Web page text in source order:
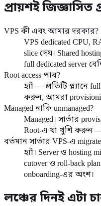
প্রায়শই জিজ্ঞাসিত
VPS কী এবং আমার দরকার?
VPS dedicated CPU,
slice দেয়। Shared
full dedicated server
Root access পাব?
হ্যাঁ — প্রতিটি প্ল্যানে
করুন, আমরা
Managed নাকি unmanaged?
Managed। সার্ভার
Root-এ যা খুশি করুন —
বর্তমান সার্ভার VPS-এ
হ্যাঁ। Server ও hosting
cutover ও roll-back
onboarding-এর অংশ।
লঞ্চের দিনই এটা